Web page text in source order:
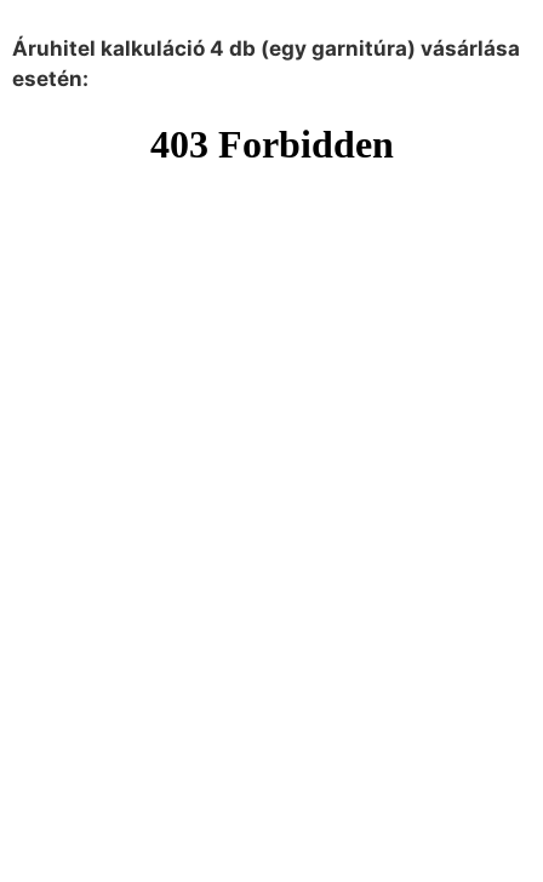
Áruhitel kalkuláció 4 db (egy garnitúra) vásárlása
esetén: